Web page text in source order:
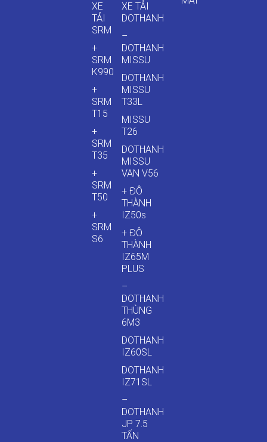
XE
TẢI
SRM
+
SRM
K990
+
SRM
T15
+
SRM
T35
+
SRM
T50
+
SRM
S6
XE TẢI
DOTHANH
–
DOTHANH
MISSU
DOTHANH
MISSU
T33L
MISSU
T26
DOTHANH
MISSU
VAN V56
+ ĐÔ
THÀNH
IZ50s
+ ĐÔ
THÀNH
IZ65M
PLUS
–
DOTHANH
THÙNG
6M3
DOTHANH
IZ60SL
DOTHANH
IZ71SL
–
DOTHANH
JP 7.5
TẤN